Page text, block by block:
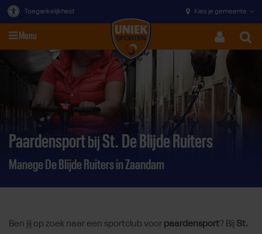
Direct door naar content
Toegankelijkheid Kies je gemeente
Menu
Paardensport bijSt. De Blijde Ruiters
Manege De Blijde Ruiters in Zaandam
Ben jij op zoek naar een sportclub voor paardensport? Bij St.